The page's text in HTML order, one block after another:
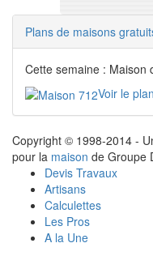
Plans de maisons
Cette semaine : Maison
Voir le
Copyright © 1998-2014 -
pour la maison de Groupe
Devis Travaux
Artisans
Calculettes
Les Pros
A la Une